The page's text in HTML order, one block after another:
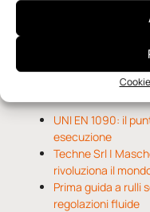
O-Ring, tecnica e
Notizie da Il
UNI EN 1090: il
esecuzione
Techne Srl |
rivoluziona il
Prima guida a rulli
regolazioni fluide